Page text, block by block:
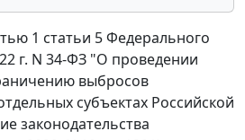
1 статьи 5 Федерального
г. N 34-ФЗ "О проведении
выбросов
субъектах Российской
законодательства